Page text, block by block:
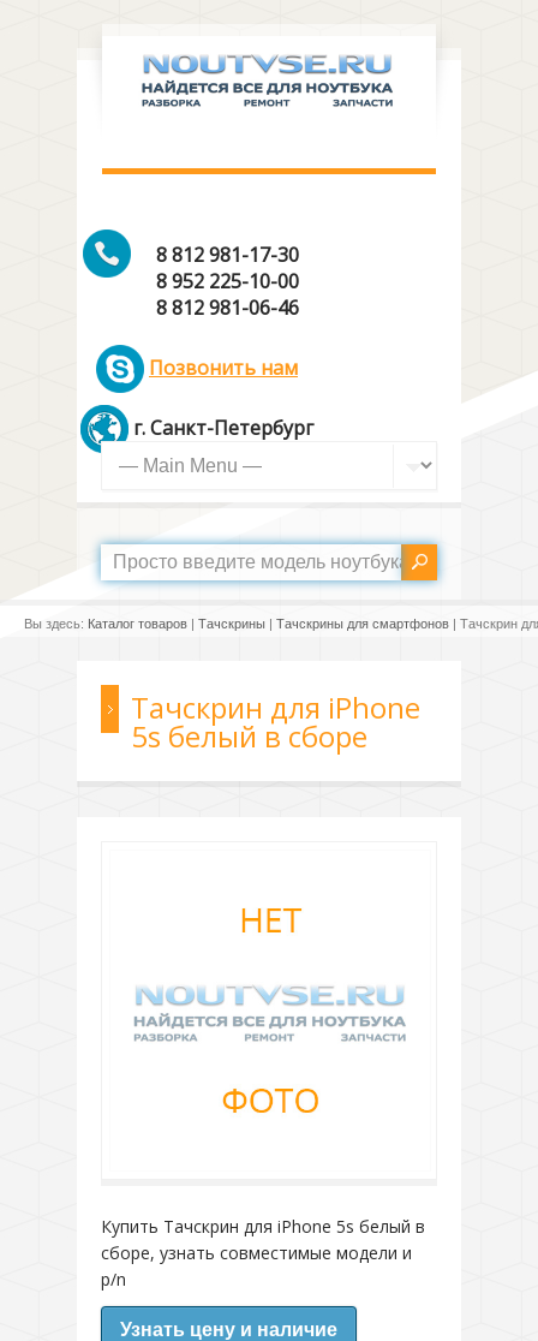
8 812 981-17-30
8 952 225-10-00
8 812 981-06-46
Позвонить нам
г. Санкт-Петербург
Вы здесь: Каталог товаров | Тачскрины | Тачскрины для смартфонов | Тачскрин
Тачскрин для iPhone
5s белый в сборе
Купить Тачскрин для iPhone 5s белый в
сборе, узнать совместимые модели и
p/n
Узнать цену и наличие